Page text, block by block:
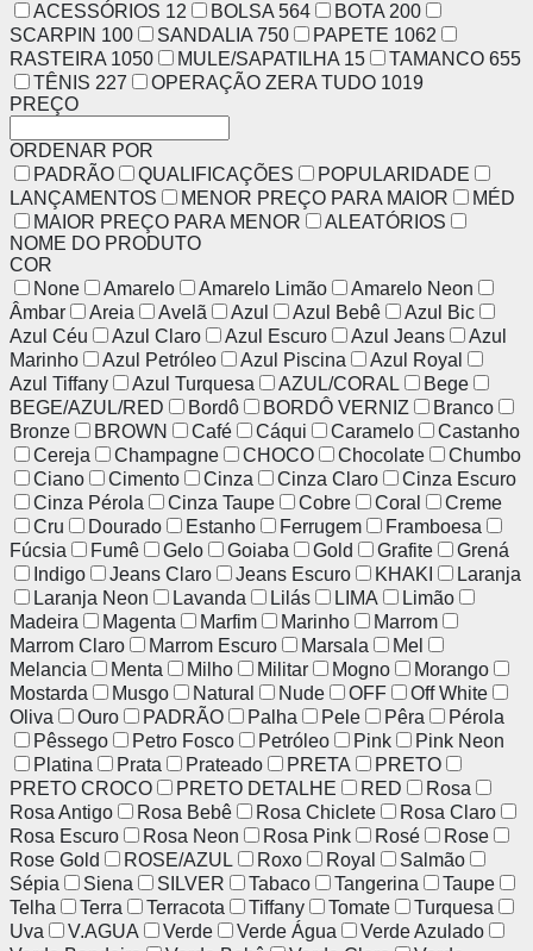
ACESSÓRIOS 12 BOLSA 564 BOTA 200
SCARPIN 100 SANDALIA 750 PAPETE 1062
RASTEIRA 1050 MULE/SAPATILHA 15 TAMANCO 655
TÊNIS 227 OPERAÇÃO ZERA TUDO 1019
PREÇO
ORDENAR POR
PADRÃO
QUALIFICAÇÕES
POPULARIDADE
LANÇAMENTOS
MENOR PREÇO PARA MAIOR
MÉD
MAIOR PREÇO PARA MENOR
ALEATÓRIOS
NOME DO PRODUTO
COR
None
Amarelo Amarelo Limão
Amarelo Neon
Âmbar
Areia Avelã Azul Azul Bebê
Azul Bic
Azul Céu
Azul Claro Azul Escuro Azul Jeans
Azul
Marinho
Azul Petróleo Azul Piscina
Azul Royal
Azul Tiffany
Azul Turquesa AZUL/CORAL
Bege
BEGE/AZUL/RED
Bordô BORDÔ VERNIZ
Branco
Bronze
BROWN Café Cáqui Caramelo
Castanho
Cereja
Champagne CHOCO Chocolate
Chumbo
Ciano
Cimento Cinza Cinza Claro
Cinza Escuro
Cinza Pérola
Cinza Taupe Cobre Coral
Creme
Cru
Dourado Estanho Ferrugem
Framboesa
Fúcsia
Fumê Gelo Goiaba Gold Grafite
Grená
Indigo
Jeans Claro Jeans Escuro KHAKI
Laranja
Laranja Neon
Lavanda Lilás LIMA
Limão
Madeira
Magenta Marfim Marinho
Marrom
Marrom Claro
Marrom Escuro Marsala
Mel
Melancia
Menta Milho Militar Mogno
Morango
Mostarda
Musgo Natural Nude OFF
Off White
Oliva
Ouro PADRÃO Palha Pele Pêra
Pérola
Pêssego
Petro Fosco Petróleo Pink
Pink Neon
Platina
Prata Prateado PRETA
PRETO
PRETO CROCO
PRETO DETALHE RED
Rosa
Rosa Antigo
Rosa Bebê Rosa Chiclete
Rosa Claro
Rosa Escuro
Rosa Neon Rosa Pink Rosé
Rose
Rose Gold
ROSE/AZUL Roxo Royal
Salmão
Sépia
Siena SILVER Tabaco Tangerina
Taupe
Telha
Terra Terracota Tiffany Tomate
Turquesa
Uva
V.AGUA Verde Verde Água
Verde Azulado